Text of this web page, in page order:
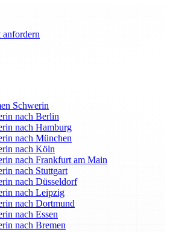
anfordern
Schwerin
nach Berlin
nach Hamburg
nach München
nach Köln
nach Frankfurt am Main
nach Stuttgart
nach Düsseldorf
nach Leipzig
nach Dortmund
nach Essen
nach Bremen